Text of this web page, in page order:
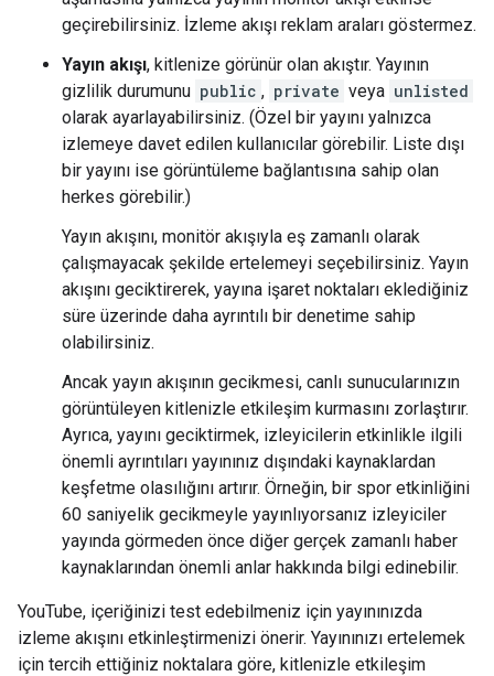
geçirebilirsiniz. İzleme akışı reklam araları göstermez.
Yayın akışı, kitlenize görünür olan akıştır. Yayının
gizlilik durumunu public , private veya unlisted
olarak ayarlayabilirsiniz. (Özel bir yayını yalnızca
izlemeye davet edilen kullanıcılar görebilir. Liste dışı
bir yayını ise görüntüleme bağlantısına sahip olan
herkes görebilir.)
Yayın akışını, monitör akışıyla eş zamanlı olarak
çalışmayacak şekilde ertelemeyi seçebilirsiniz. Yayın
akışını geciktirerek, yayına işaret noktaları eklediğiniz
süre üzerinde daha ayrıntılı bir denetime sahip
olabilirsiniz.
Ancak yayın akışının gecikmesi, canlı sunucularınızın
görüntüleyen kitlenizle etkileşim kurmasını zorlaştırır.
Ayrıca, yayını geciktirmek, izleyicilerin etkinlikle ilgili
önemli ayrıntıları yayınınız dışındaki kaynaklardan
keşfetme olasılığını artırır. Örneğin, bir spor etkinliğini
60 saniyelik gecikmeyle yayınlıyorsanız izleyiciler
yayında görmeden önce diğer gerçek zamanlı haber
kaynaklarından önemli anlar hakkında bilgi edinebilir.
YouTube, içeriğinizi test edebilmeniz için yayınınızda
izleme akışını etkinleştirmenizi önerir. Yayınınızı ertelemek
için tercih ettiğiniz noktalara göre, kitlenizle etkileşim